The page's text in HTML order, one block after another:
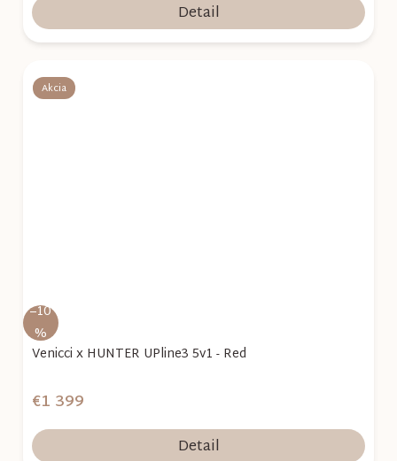
Detail
Akcia
–10
%
Venicci x HUNTER UPline3 5v1 - Red
€1 399
Detail